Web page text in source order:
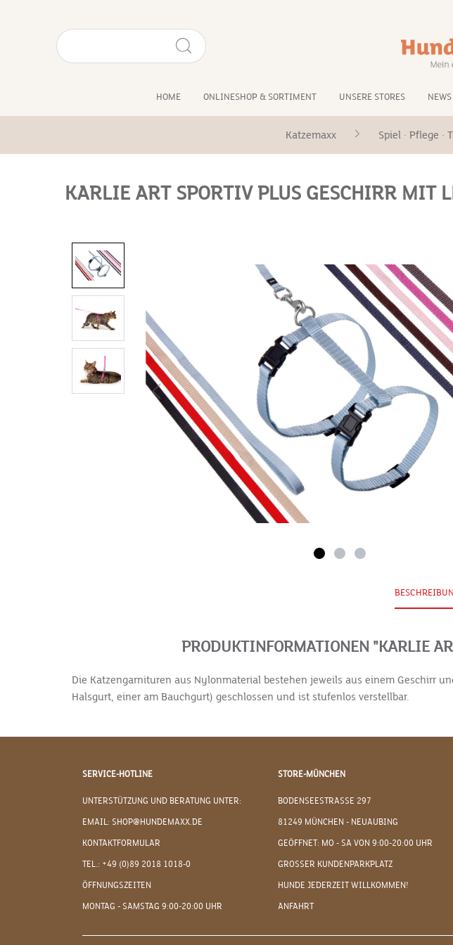
HOME ONLINESHOP & SORTIMENT UNSERE STORES
Katzemaxx Spiel · Pflege ·
KARLIE ART SPORTIV PLUS GESCHIRR MIT
PRODUKTINFORMATIONEN "KARLIE
Die Katzengarnituren aus Nylonmaterial bestehen jeweils aus einem Geschirr
Halsgurt, einer am Bauchgurt) geschlossen und ist stufenlos verstellbar.
SERVICE-HOTLINE
UNTERSTÜTZUNG UND BERATUNG UNTER:
EMAIL: SHOP@HUNDEMAXX.DE
KONTAKTFORMULAR
TEL.: +49 (0)89 2018 1018-0
ÖFFNUNGSZEITEN
MONTAG - SAMSTAG 9:00-20:00 UHR
STORE-MÜNCHEN
BODENSEESTRASSE 297
81249 MÜNCHEN - NEUAUBING
GEÖFFNET: MO - SA VON 9:00-20:00 UHR
GROSSER KUNDENPARKPLATZ
HUNDE JEDERZEIT WILLKOMMEN!
ANFAHRT